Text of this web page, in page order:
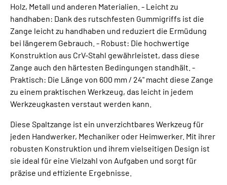
Holz, Metall und anderen Materialien. - Leicht zu
handhaben: Dank des rutschfesten Gummigriffs ist die
Zange leicht zu handhaben und reduziert die Ermüdung
bei längerem Gebrauch. - Robust: Die hochwertige
Konstruktion aus CrV-Stahl gewährleistet, dass diese
Zange auch den härtesten Bedingungen standhält. -
Praktisch: Die Länge von 600 mm / 24" macht diese Zange
zu einem praktischen Werkzeug, das leicht in jedem
Werkzeugkasten verstaut werden kann.
Diese Spaltzange ist ein unverzichtbares Werkzeug für
jeden Handwerker, Mechaniker oder Heimwerker. Mit ihrer
robusten Konstruktion und ihrem vielseitigen Design ist
sie ideal für eine Vielzahl von Aufgaben und sorgt für
präzise und effiziente Ergebnisse.